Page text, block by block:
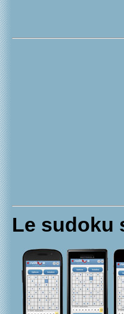
Le sudoku